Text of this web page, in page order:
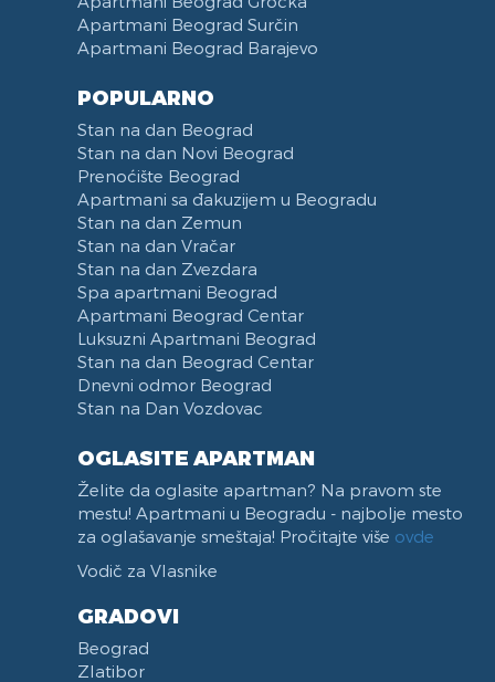
Apartmani Beograd Surčin
Apartmani Beograd Barajevo
POPULARNO
Stan na dan Beograd
Stan na dan Novi Beograd
Prenoćište Beograd
Apartmani sa đakuzijem u Beogradu
Stan na dan Zemun
Stan na dan Vračar
Stan na dan Zvezdara
Spa apartmani Beograd
Apartmani Beograd Centar
Luksuzni Apartmani Beograd
Stan na dan Beograd Centar
Dnevni odmor Beograd
Stan na Dan Vozdovac
OGLASITE APARTMAN
Želite da oglasite apartman? Na pravom ste
mestu! Apartmani u Beogradu - najbolje mesto
za oglašavanje smeštaja! Pročitajte više ovde
Vodič za Vlasnike
GRADOVI
Beograd
Zlatibor